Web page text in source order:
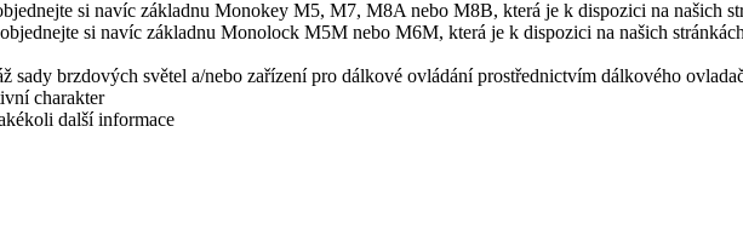
si navíc základnu Monokey M5, M7, M8A nebo M8B, která je k dispozici na našich
si navíc základnu Monolock M5M nebo M6M, která je k dispozici na našich stránkách
brzdových světel a/nebo zařízení pro dálkové ovládání prostřednictvím dálkového
charakter
další informace